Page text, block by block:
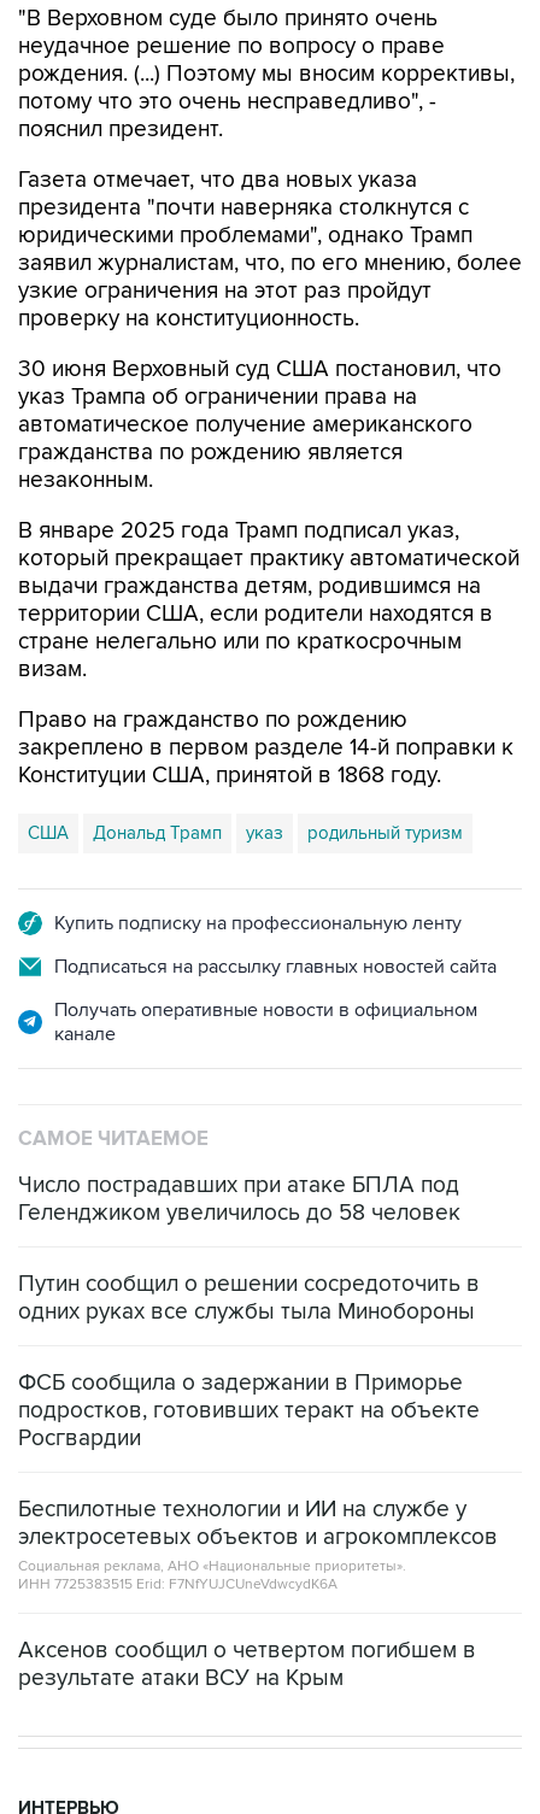
"В Верховном суде было принято очень
неудачное решение по вопросу о праве
рождения. (...) Поэтому мы вносим коррективы,
потому что это очень несправедливо", -
пояснил президент.
Газета отмечает, что два новых указа
президента "почти наверняка столкнутся с
юридическими проблемами", однако Трамп
заявил журналистам, что, по его мнению, более
узкие ограничения на этот раз пройдут
проверку на конституционность.
30 июня Верховный суд США постановил, что
указ Трампа об ограничении права на
автоматическое получение американского
гражданства по рождению является
незаконным.
В январе 2025 года Трамп подписал указ,
который прекращает практику автоматической
выдачи гражданства детям, родившимся на
территории США, если родители находятся в
стране нелегально или по краткосрочным
визам.
Право на гражданство по рождению
закреплено в первом разделе 14-й поправки к
Конституции США, принятой в 1868 году.
США Дональд Трамп указ родильный туризм
Купить подписку на профессиональную ленту
Подписаться на рассылку главных новостей сайта
Получать оперативные новости в официальном
канале
САМОЕ ЧИТАЕМОЕ
Число пострадавших при атаке БПЛА под
Геленджиком увеличилось до 58 человек
Путин сообщил о решении сосредоточить в
одних руках все службы тыла Минобороны
ФСБ сообщила о задержании в Приморье
подростков, готовивших теракт на объекте
Росгвардии
Беспилотные технологии и ИИ на службе у
электросетевых объектов и агрокомплексов
Социальная реклама, АНО «Национальные приоритеты».
ИНН 7725383515 Erid: F7NfYUJCUneVdwcydK6A
Аксенов сообщил о четвертом погибшем в
результате атаки ВСУ на Крым
ИНТЕРВЬЮ